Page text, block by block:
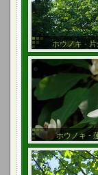
ホウノキ -
ホウノキ -